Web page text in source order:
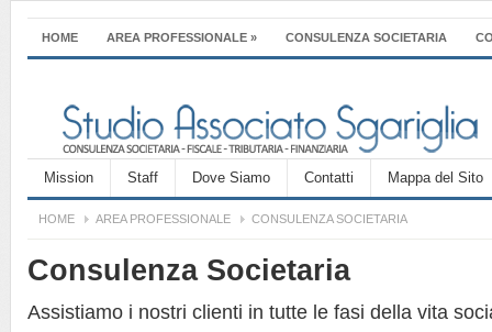
HOME AREA PROFESSIONALE » CONSULENZA SOCIETARIA
Mission Staff Dove Siamo Contatti Mappa del Sito
HOME AREA PROFESSIONALE CONSULENZA SOCIETARIA
Consulenza Societaria
Assistiamo i nostri clienti in tutte le fasi della vita